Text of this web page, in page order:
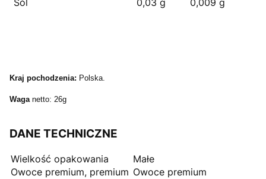
Kraj pochodzenia: Polska.
Waga netto: 26g
DANE TECHNICZNE
Wielkość opakowania
Małe
Owoce premium, premium Owoce premium